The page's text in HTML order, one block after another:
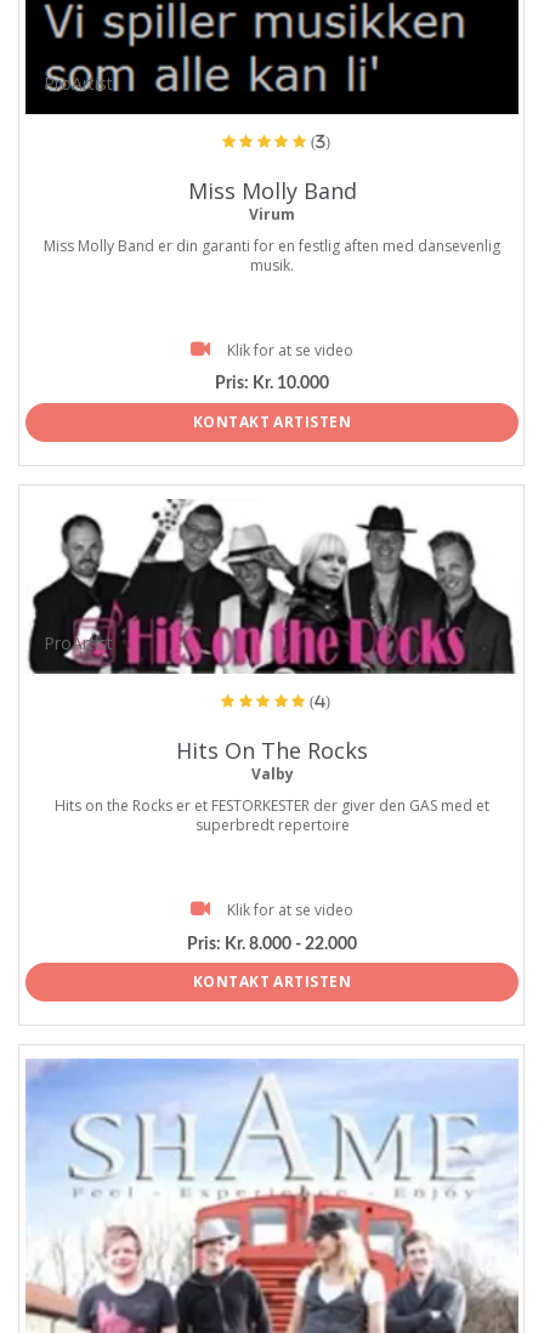
ProArtist
(3)
Miss Molly Band
Virum
Miss Molly Band er din garanti for en festlig aften med dansevenlig
musik.
Klik for at se video
Pris: Kr. 10.000
KONTAKT ARTISTEN
ProArtist
(4)
Hits On The Rocks
Valby
Hits on the Rocks er et FESTORKESTER der giver den GAS med et
superbredt repertoire
Klik for at se video
Pris: Kr. 8.000 - 22.000
KONTAKT ARTISTEN